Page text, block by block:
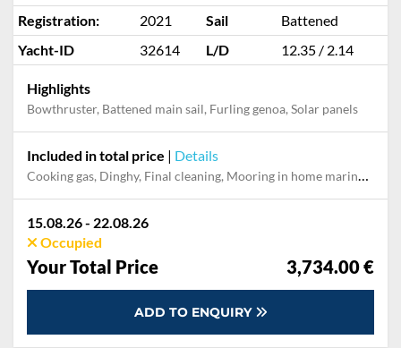
Registration:
2021 Sail
Battened
Yacht-ID
32614 L/D 12.35 / 2.14
Highlights
Bowthruster, Battened main sail, Furling genoa, Solar panels
Included in total price | Details
Cooking gas, Dinghy, Final cleaning, Mooring in home marina for first and last night, Outboard engine, Pillow, blanket, sheets, duvet cover, Towels
15.08.26 - 22.08.26
Occupied
Your Total Price 3,734.00 €
ADD TO ENQUIRY